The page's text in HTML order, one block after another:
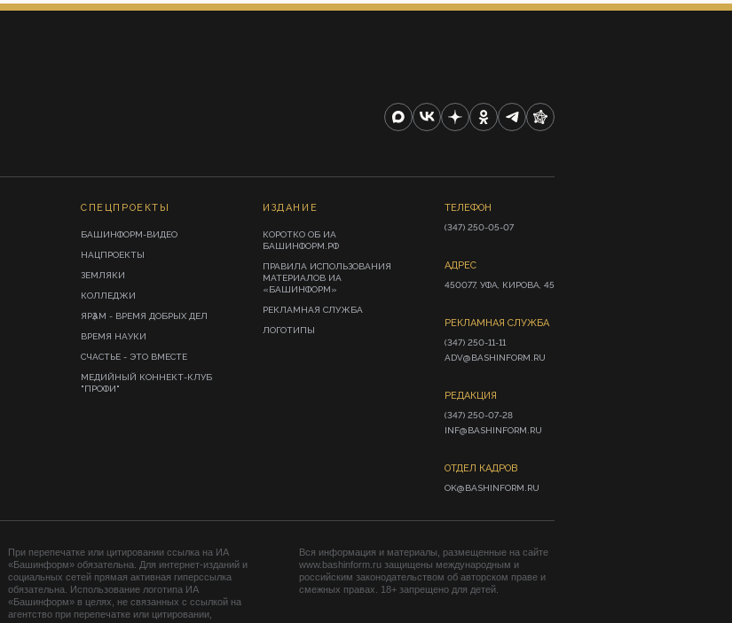
СПЕЦПРОЕКТЫ
БАШИНФОРМ-ВИДЕО
НАЦПРОЕКТЫ
ЗЕМЛЯКИ
КОЛЛЕДЖИ
ЯРҘАМ - ВРЕМЯ ДОБРЫХ ДЕЛ
ВРЕМЯ НАУКИ
СЧАСТЬЕ - ЭТО ВМЕСТЕ
МЕДИЙНЫЙ КОННЕКТ-КЛУБ
"ПРОФИ"
ИЗДАНИЕ
КОРОТКО ОБ ИА
БАШИНФОРМ.РФ
ПРАВИЛА ИСПОЛЬЗОВАНИЯ
МАТЕРИАЛОВ ИА
«БАШИНФОРМ»
РЕКЛАМНАЯ СЛУЖБА
ЛОГОТИПЫ
ТЕЛЕФОН
(347) 250-05-07
АДРЕС
450077, УФА, КИРОВА, 45
РЕКЛАМНАЯ СЛУЖБА
(347) 250-11-11
ADV@BASHINFORM.RU
РЕДАКЦИЯ
(347) 250-07-28
INF@BASHINFORM.RU
ОТДЕЛ КАДРОВ
OK@BASHINFORM.RU
При перепечатке или цитировании ссылка на ИА
«Башинформ» обязательна. Для интернет-изданий и
социальных сетей прямая активная гиперссылка
обязательна. Использование логотипа ИА
«Башинформ» в целях, не связанных с ссылкой на
агентство при перепечатке или цитировании,
Вся информация и материалы, размещенные на сайте
www.bashinform.ru защищены международным и
российским законодательством об авторском праве и
смежных правах. 18+ запрещено для детей.